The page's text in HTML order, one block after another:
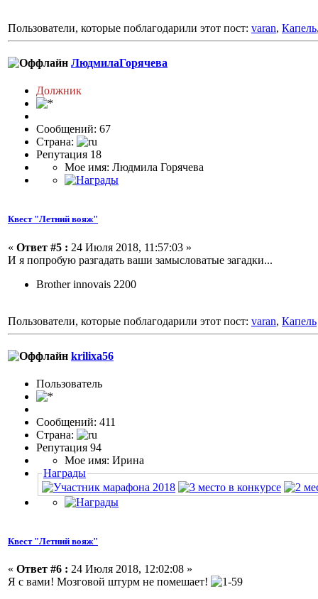
Пользователи, которые поблагодарили этот пост: varan, Капель
ЛюдмилаГорячева
Должник
Сообщений: 67
Страна:
Репутация 18
Мое имя: Людмила Горячева
Квест "Летний вояж"
« Ответ #5 : 24 Июля 2018, 11:57:03 »
И я попробую разгадать ваши замысловатые загадки...
Brother innovais 2200
Пользователи, которые поблагодарили этот пост: varan, Капель
krilixa56
Пользовaтeль
Сообщений: 411
Страна:
Репутация 94
Мое имя: Ирина
Награды
Квест "Летний вояж"
« Ответ #6 : 24 Июля 2018, 12:02:08 »
Я с вами! Мозговой штурм не помешает!